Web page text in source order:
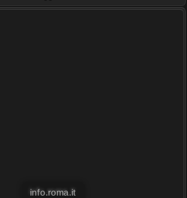
info.roma.it